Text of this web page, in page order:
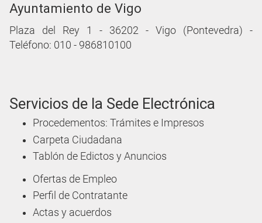
Ayuntamiento de Vigo
Plaza del Rey 1 - 36202 - Vigo (Pontevedra) -
Teléfono: 010 - 986810100
Servicios de la Sede Electrónica
Procedementos: Trámites e Impresos
Carpeta Ciudadana
Tablón de Edictos y Anuncios
Ofertas de Empleo
Perfil de Contratante
Actas y acuerdos